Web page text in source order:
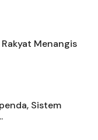
Menangis
Sistem